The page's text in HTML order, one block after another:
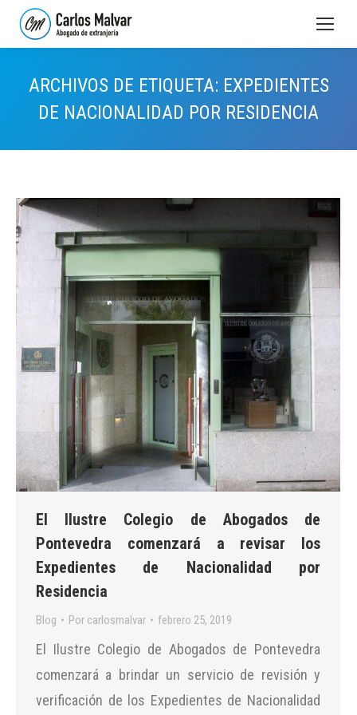
ARCHIVOS DE ETIQUETA: EXPEDIENTES
DE NACIONALIDAD POR RESIDENCIA
El Ilustre Colegio de Abogados de
Pontevedra comenzará a revisar los
Expedientes de Nacionalidad por
Residencia
Blog Por carlosmalvar febrero 25, 2019
El Ilustre Colegio de Abogados de Pontevedra
comenzará a brindar un servicio de revisión y
verificación de los Expedientes de Nacionalidad